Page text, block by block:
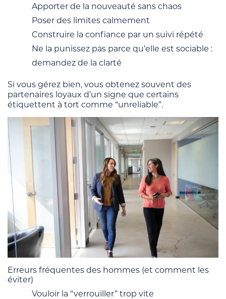
Apporter de la nouveauté sans chaos
Poser des limites calmement
Construire la confiance par un suivi répété
Ne la punissez pas parce qu’elle est sociable :
demandez de la clarté
Si vous gérez bien, vous obtenez souvent des
partenaires loyaux d’un signe que certains
étiquettent à tort comme “unreliable”.
Erreurs fréquentes des hommes (et comment les
éviter)
Vouloir la “verrouiller” trop vite